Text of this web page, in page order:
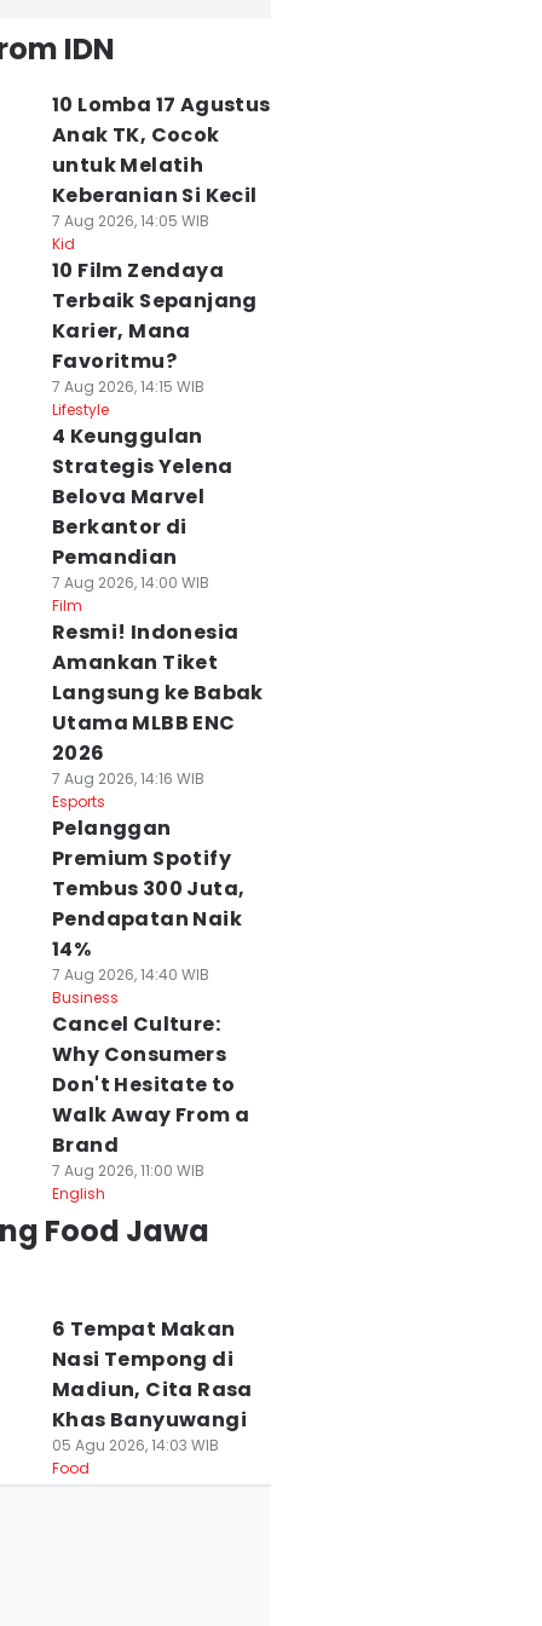
IDN
10 Lomba 17 Agustus
Anak TK, Cocok
untuk Melatih
Keberanian Si Kecil
7 Aug 2026, 14:05 WIB
Kid
10 Film Zendaya
Terbaik Sepanjang
Karier, Mana
Favoritmu?
7 Aug 2026, 14:15 WIB
Lifestyle
4 Keunggulan
Strategis Yelena
Belova Marvel
Berkantor di
Pemandian
7 Aug 2026, 14:00 WIB
Film
Resmi! Indonesia
Amankan Tiket
Langsung ke Babak
Utama MLBB ENC
2026
7 Aug 2026, 14:16 WIB
Esports
Pelanggan
Premium Spotify
Tembus 300 Juta,
Pendapatan Naik
14%
7 Aug 2026, 14:40 WIB
Business
Cancel Culture:
Why Consumers
Don't Hesitate to
Walk Away From a
Brand
7 Aug 2026, 11:00 WIB
English
Food Jawa
6 Tempat Makan
Nasi Tempong di
Madiun, Cita Rasa
Khas Banyuwangi
05 Agu 2026, 14:03 WIB
Food